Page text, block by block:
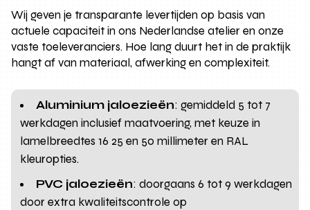
Wij geven je transparante levertijden op basis van
actuele capaciteit in ons Nederlandse atelier en onze
vaste toeleveranciers. Hoe lang duurt het in de praktijk
hangt af van materiaal, afwerking en complexiteit.
Aluminium jaloezieën: gemiddeld 5 tot 7
werkdagen inclusief maatvoering, met keuze in
lamelbreedtes 16 25 en 50 millimeter en RAL
kleuropties.
PVC jaloezieën: doorgaans 6 tot 9 werkdagen
door extra kwaliteitscontrole op